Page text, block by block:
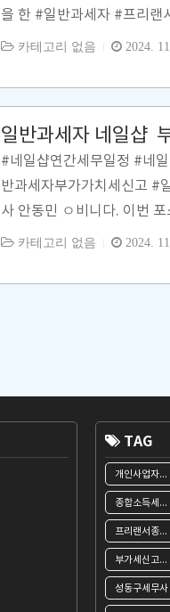
을 한 #일반과세자 #프리랜
고 적격증빙 과소수취 종합
세 신고를 하셔야 하고 연 2
치세 계산구조 ] 납부세액(
0%) ..
카테고리 없음 2024.
일반과세자 네일샵
#네일샵연간세무일정 #네
반과세자부가가치세신고 #
사 안동민 ㅇ비니다. 이번
일정에 대해서 설명합니다.
가치세 신고 일정은 아래와
부를 해야 합니다. 7월 1일
카테고리 없음 2024.
TAG
개인사업자종합소득세필요서류
종합소득세필요경비
프리랜서종합소득세신고
부가세신고대행
성동구세무사